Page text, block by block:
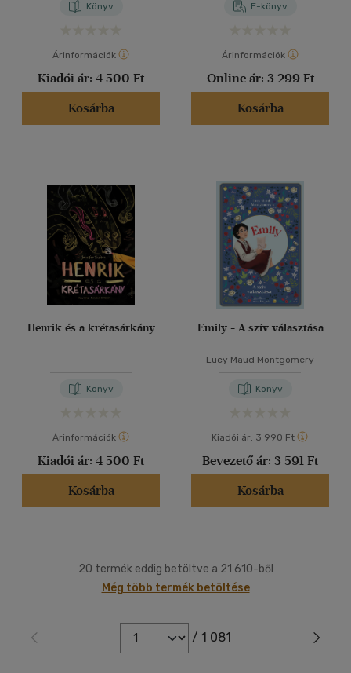
Könyv
Árinformációk
Kiadói ár: 4 500 Ft
Kosárba
E-könyv
Árinformációk
Online ár: 3 299 Ft
Kosárba
Henrik és a krétasárkány
Könyv
Árinformációk
Kiadói ár: 4 500 Ft
Kosárba
Emily - A szív választása
Lucy Maud Montgomery
Könyv
Kiadói ár: 3 990 Ft
Bevezető ár: 3 591 Ft
Kosárba
20 termék eddig betöltve a 21 610-ből
Még több termék betöltése
/ 1 081